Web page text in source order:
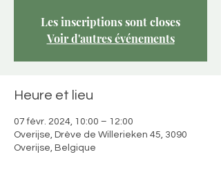
Les inscriptions sont closes
Voir d'autres événements
Heure et lieu
07 févr. 2024, 10:00 – 12:00
Overijse, Drève de Willerieken 45, 3090
Overijse, Belgique